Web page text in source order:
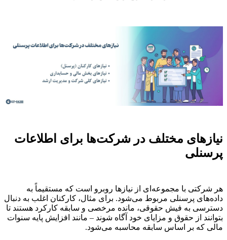
نیازهای مختلف در شرکت‌ها برای اطلاعات
پرسنلی
هر شرکتی با مجموعه‌ای از نیازها روبرو است که مستقیماً به
داده‌های پرسنلی مربوط می‌شود. برای مثال، کارکنان اغلب به دنبال
دسترسی به فیش حقوقی، مانده مرخصی و سابقه کارکرد هستند تا
بتوانند از حقوق و مزایای خود آگاه شوند – مانند افزایش پایه سنوات
مالی که بر اساس سابقه محاسبه می‌شود.